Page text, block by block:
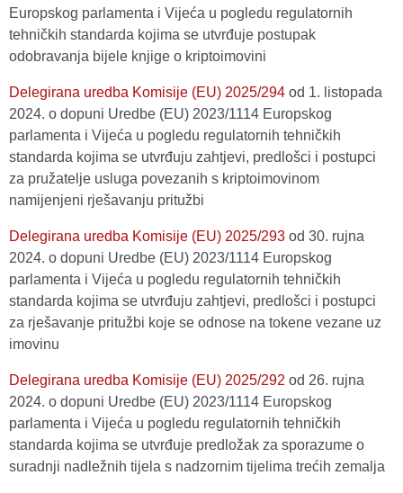
Europskog parlamenta i Vijeća u pogledu regulatornih
tehničkih standarda kojima se utvrđuje postupak
odobravanja bijele knjige o kriptoimovini
Delegirana uredba Komisije (EU) 2025/294 оd 1. listopada
2024. o dopuni Uredbe (EU) 2023/1114 Europskog
parlamenta i Vijeća u pogledu regulatornih tehničkih
standarda kojima se utvrđuju zahtjevi, predlošci i postupci
za pružatelje usluga povezanih s kriptoimovinom
namijenjeni rješavanju pritužbi
Delegirana uredba Komisije (EU) 2025/293 оd 30. rujna
2024. o dopuni Uredbe (EU) 2023/1114 Europskog
parlamenta i Vijeća u pogledu regulatornih tehničkih
standarda kojima se utvrđuju zahtjevi, predlošci i postupci
za rješavanje pritužbi koje se odnose na tokene vezane uz
imovinu
Delegirana uredba Komisije (EU) 2025/292 оd 26. rujna
2024. o dopuni Uredbe (EU) 2023/1114 Europskog
parlamenta i Vijeća u pogledu regulatornih tehničkih
standarda kojima se utvrđuje predložak za sporazume o
suradnji nadležnih tijela s nadzornim tijelima trećih zemalja